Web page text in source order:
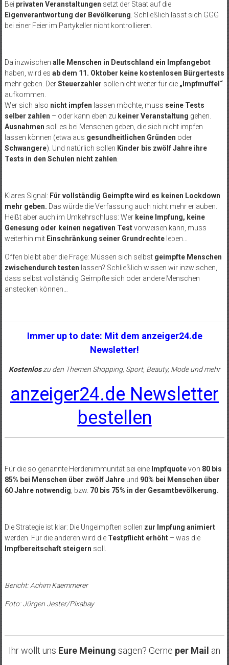
Bei privaten Veranstaltungen setzt der Staat auf die
Eigenverantwortung der Bevölkerung. Schließlich lässt sich GGG
bei einer Feier im Partykeller nicht kontrollieren.
Da inzwischen alle Menschen in Deutschland ein Impfangebot
haben, wird es ab dem 11. Oktober keine kostenlosen Bürgertests
mehr geben. DerSteuerzahler solle nicht weiter für die „Impfmuffel“
aufkommen.
Wer sich also nicht impfen lassen möchte, muss seine Tests
selber zahlen – oder kann eben zu keiner Veranstaltung gehen.
Ausnahmen soll es bei Menschen geben, die sich nicht impfen
lassen können (etwa aus gesundheitlichen Gründen oder
Schwangere). Und natürlich sollen Kinder bis zwölf Jahre ihre
Tests in den Schulen nicht zahlen.
Klares Signal: Für vollständig Geimpfte wird es keinen Lockdown
mehr geben. Das würde die Verfassung auch nicht mehr erlauben.
Heißt aber auch im Umkehrschluss: Wer keine Impfung, keine
Genesung oder keinen negativen Testvorweisen kann, muss
weiterhin mit Einschränkung seiner Grundrechteleben…
Offen bleibt aber die Frage: Müssen sich selbst geimpfte Menschen
zwischendurch testen lassen? Schließlich wissen wir inzwischen,
dass selbst vollständig Geimpfte sich oder andere Menschen
anstecken können…
Immer up to date: Mit dem anzeiger24.de
Newsletter!
Kostenloszu den Themen Shopping, Sport, Beauty, Mode und mehr
anzeiger24.de Newsletter
bestellen
Für die so genannte Herdenimmunität sei eine Impfquotevon 80 bis
85% bei Menschen über zwölf Jahreund 90% bei Menschen über
60 Jahre notwendig; bzw. 70 bis 75% in der Gesamtbevölkerung.
Die Strategie ist klar: Die Ungeimpften sollen zur Impfung animiert
werden. Für die anderen wird die Testpflicht erhöht – was die
Impfbereitschaft steigern soll.
Bericht: Achim Kaemmerer
Foto: Jürgen Jester/Pixabay
Ihr wollt uns Eure Meinung sagen? Gerne per Mail an